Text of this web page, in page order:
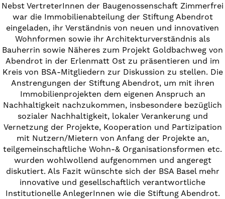
Nebst VertreterInnen der Baugenossenschaft Zimmerfrei
war die Immobilienabteilung der Stiftung Abendrot
eingeladen, ihr Verständnis von neuen und innovativen
Wohnformen sowie ihr Architekturverständnis als
Bauherrin sowie Näheres zum Projekt Goldbachweg von
Abendrot in der Erlenmatt Ost zu präsentieren und im
Kreis von BSA-Mitgliedern zur Diskussion zu stellen. Die
Anstrengungen der Stiftung Abendrot, um mit ihren
Immobilienprojekten dem eigenen Anspruch an
Nachhaltigkeit nachzukommen, insbesondere bezüglich
sozialer Nachhaltigkeit, lokaler Verankerung und
Vernetzung der Projekte, Kooperation und Partizipation
mit Nutzern/Mietern von Anfang der Projekte an,
teilgemeinschaftliche Wohn-& Organisationsformen etc.
wurden wohlwollend aufgenommen und angeregt
diskutiert. Als Fazit wünschte sich der BSA Basel mehr
innovative und gesellschaftlich verantwortliche
Institutionelle AnlegerInnen wie die Stiftung Abendrot.